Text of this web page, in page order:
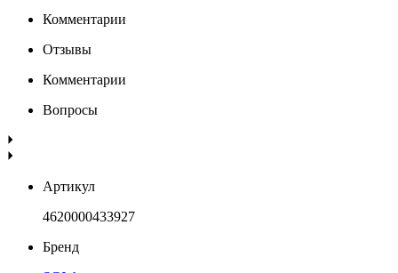
Комментарии
Отзывы
Комментарии
Вопросы
Артикул
4620000433927
Бренд